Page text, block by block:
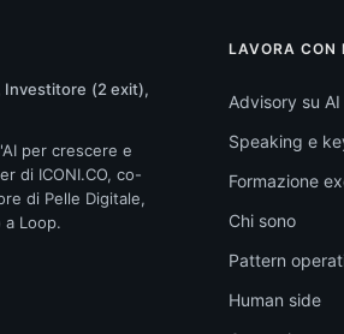
Investitore (2 exit),
per crescere e
di ICONI.CO, co-
di Pelle Digitale,
a Loop.
LAVORA CON
Advisory su AI
Speaking e
Formazione
Chi sono
Pattern
Human side